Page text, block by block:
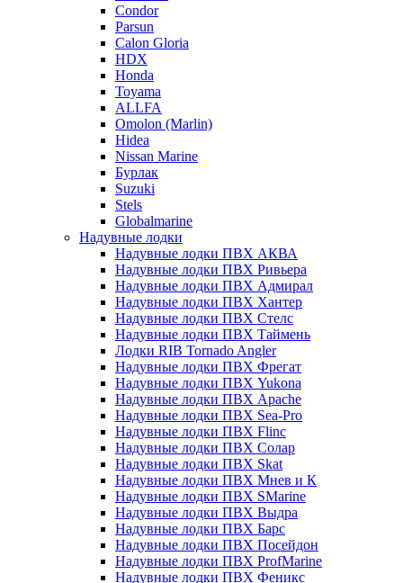
Condor
Parsun
Calon Gloria
HDX
Honda
Toyama
ALLFA
Omolon (Marlin)
Hidea
Nissan Marine
Бурлак
Suzuki
Stels
Globalmarine
Надувные лодки
Надувные лодки ПВХ АКВА
Надувные лодки ПВХ Ривьера
Надувные лодки ПВХ Адмирал
Надувные лодки ПВХ Хантер
Надувные лодки ПВХ Стелс
Надувные лодки ПВХ Таймень
Лодки RIB Tornado Angler
Надувные лодки ПВХ Фрегат
Надувные лодки ПВХ Yukona
Надувные лодки ПВХ Apache
Надувные лодки ПВХ Sea-Pro
Надувные лодки ПВХ Flinc
Надувные лодки ПВХ Солар
Надувные лодки ПВХ Skat
Надувные лодки ПВХ Мнев и К
Надувные лодки ПВХ SMarine
Надувные лодки ПВХ Выдра
Надувные лодки ПВХ Барс
Надувные лодки ПВХ Посейдон
Надувные лодки ПВХ ProfMarine
Надувные лодки ПВХ Феникс